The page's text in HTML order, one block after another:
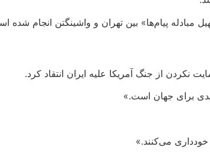
پیام‌ها» بین تهران و واشینگتن انجام شده
نکردن از جنگ آمریکا علیه ایران انتقاد کرد.
برای جهان است.»
خودداری می‌کنند.»